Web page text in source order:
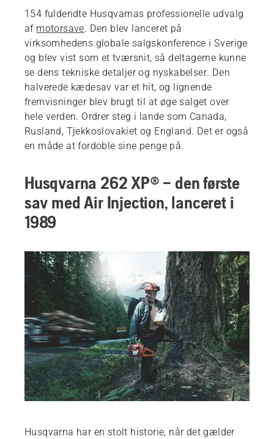
154 fuldendte Husqvarnas professionelle udvalg
af motorsave. Den blev lanceret på
virksomhedens globale salgskonference i Sverige
og blev vist som et tværsnit, så deltagerne kunne
se dens tekniske detaljer og nyskabelser. Den
halverede kædesav var et hit, og lignende
fremvisninger blev brugt til at øge salget over
hele verden. Ordrer steg i lande som Canada,
Rusland, Tjekkoslovakiet og England. Det er også
en måde at fordoble sine penge på.
Husqvarna 262 XP® – den første
sav med Air Injection, lanceret i
1989
Husqvarna har en stolt historie, når det gælder